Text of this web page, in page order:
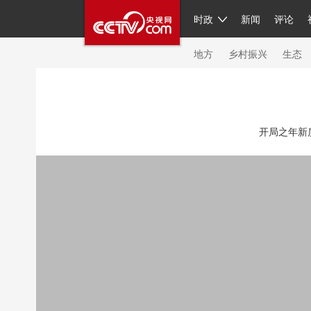
时政 新闻 评论
人民领袖习近平 联播+
直播 片库 栏目大全
繁体 海外频道
地方 乡村振兴 生态
新闻 国内 国际 评论 经济 军事
开局之年新